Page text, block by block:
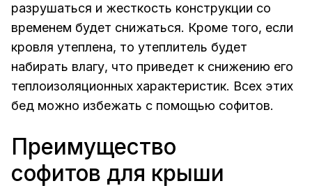
разрушаться и жесткость конструкции со
временем будет снижаться. Кроме того, если
кровля утеплена, то утеплитель будет
набирать влагу, что приведет к снижению его
теплоизоляционных характеристик. Всех этих
бед можно избежать с помощью софитов.
Преимущество
софитов для крыши